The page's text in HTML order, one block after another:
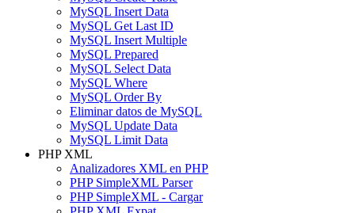
MySQL Insert Data
MySQL Get Last ID
MySQL Insert Multiple
MySQL Prepared
MySQL Select Data
MySQL Where
MySQL Order By
Eliminar datos de MySQL
MySQL Update Data
MySQL Limit Data
PHP XML
Analizadores XML en PHP
PHP SimpleXML Parser
PHP SimpleXML - Cargar